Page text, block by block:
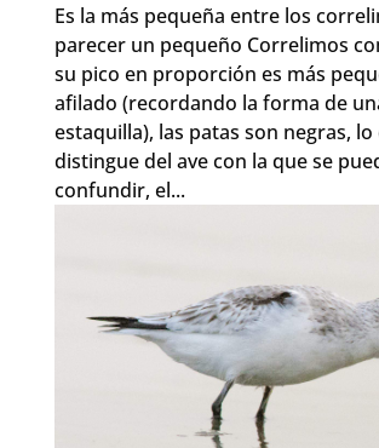
Es la más pequeña entre los
parecer un pequeño Correlimos
su pico en proporción es más
afilado (recordando la forma de
estaquilla), las patas son negras, lo
distingue del ave con la que se
confundir, el...